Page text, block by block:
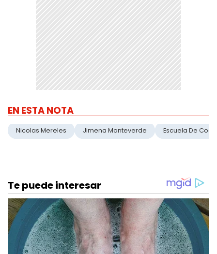
EN ESTA NOTA
Nicolas Mereles Jimena Monteverde Escuela De